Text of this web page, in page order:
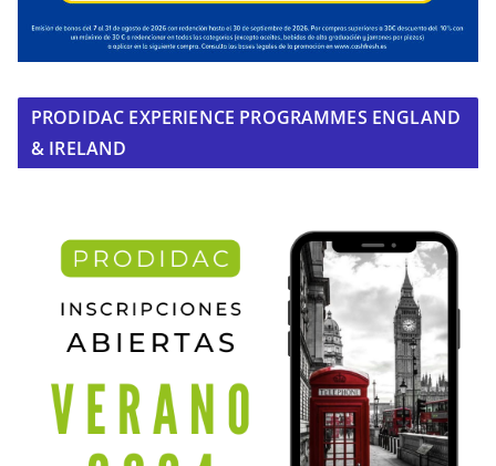
PRODIDAC EXPERIENCE PROGRAMMES ENGLAND
& IRELAND